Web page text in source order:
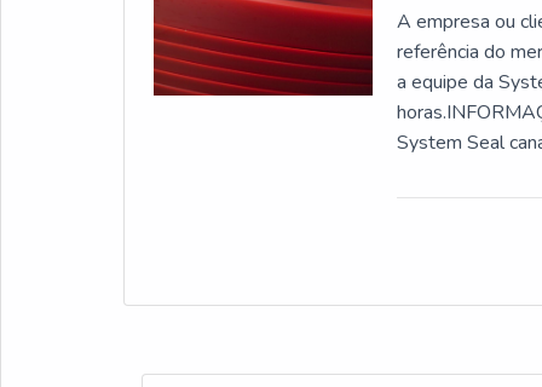
A empresa ou
referência do
a equipe da
System Seal